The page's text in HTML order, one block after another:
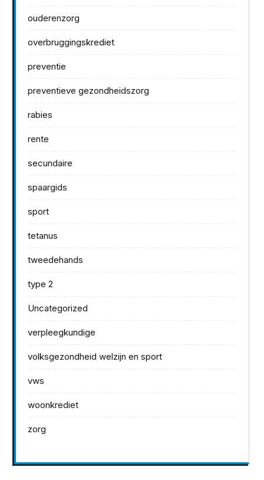
ouderenzorg
overbruggingskrediet
preventie
preventieve gezondheidszorg
rabies
rente
secundaire
spaargids
sport
tetanus
tweedehands
type 2
Uncategorized
verpleegkundige
volksgezondheid welzijn en sport
vws
woonkrediet
zorg